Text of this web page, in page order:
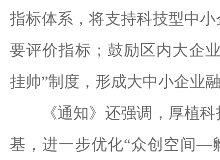
指标体系，将支持科技型中
要评价指标；鼓励区内大企
挂帅”制度，形成大中小企业
《通知》还强调，厚植科
基，进一步优化“众创空间